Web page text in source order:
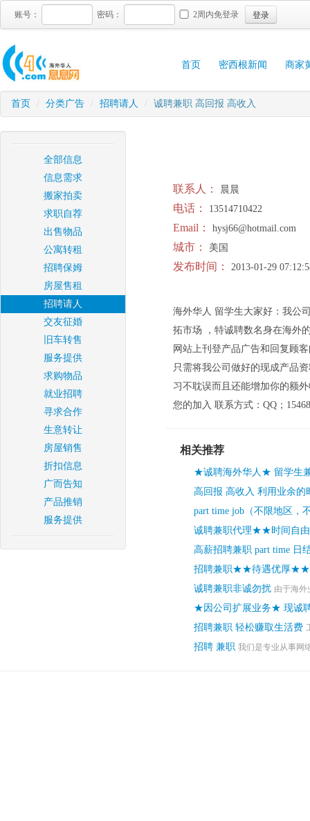
账号： 密码： 2周内免登录 登录
首页 密西根新闻 商家
首页 / 分类广告 / 招聘请人 / 诚聘兼职 高回报 高收入
全部信息
信息需求
搬家拍卖
求职自荐
出售物品
公寓转租
招聘保姆
房屋售租
招聘请人
交友征婚
旧车转售
服务提供
求购物品
就业招聘
寻求合作
生意转让
房屋销售
折扣信息
广而告知
产品推销
服务提供
联系人： 晨晨
电话： 13514710422
Email： hysj66@hotmail.com
城市： 美国
发布时间： 2013-01-29
海外华人 留学生大家好：我公
拓市场 ，特诚聘数名身在海外
网站上刊登产品广告和回复顾
只需将我公司做好的现成产品
习不耽误而且还能增加你的额
您的加入 联系方式：QQ；
相关推荐
★诚聘海外华人★ 留学生
高回报 高收入 利用业余的
part time job（不限地区，
诚聘兼职代理★★时间自
高薪招聘兼职 part time 日
招聘兼职★★待遇优厚★★
诚聘兼职非诚勿扰 由于海外
★因公司扩展业务★ 现诚
招聘兼职 轻松赚取生活费
招聘 兼职 我们是专业从事网